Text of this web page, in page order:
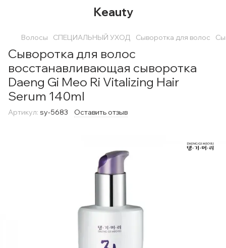
Keauty
Волосы СПЕЦИАЛЬНЫЙ УХОД Сыворотка для волос
Сыворотка для волос
восстанавливающая сыворотка
Daeng Gi Meo Ri Vitalizing Hair
Serum 140ml
Артикул: sy-5683 Оставить отзыв